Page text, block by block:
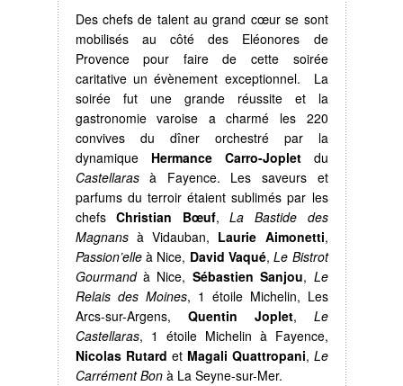
Des chefs de talent au grand cœur se sont
mobilisés au côté des Eléonores de
Provence pour faire de cette soirée
caritative un évènement exceptionnel. La
soirée fut une grande réussite et la
gastronomie varoise a charmé les 220
convives du dîner orchestré par la
dynamique Hermance Carro-Jopletdu
Castellarasà Fayence. Les saveurs et
parfums du terroir étaient sublimés par les
chefsChristian Bœuf,La Bastide des
Magnansà Vidauban, Laurie Aimonetti,
Passion’elleà Nice, David Vaqué,Le Bistrot
Gourmandà Nice, Sébastien Sanjou, Le
Relais des Moines, 1 étoile Michelin, Les
Arcs-sur-Argens, Quentin Joplet, Le
Castellaras, 1 étoile Michelin à Fayence,
Nicolas Rutard etMagali Quattropani, Le
Carrément Bonà La Seyne-sur-Mer.